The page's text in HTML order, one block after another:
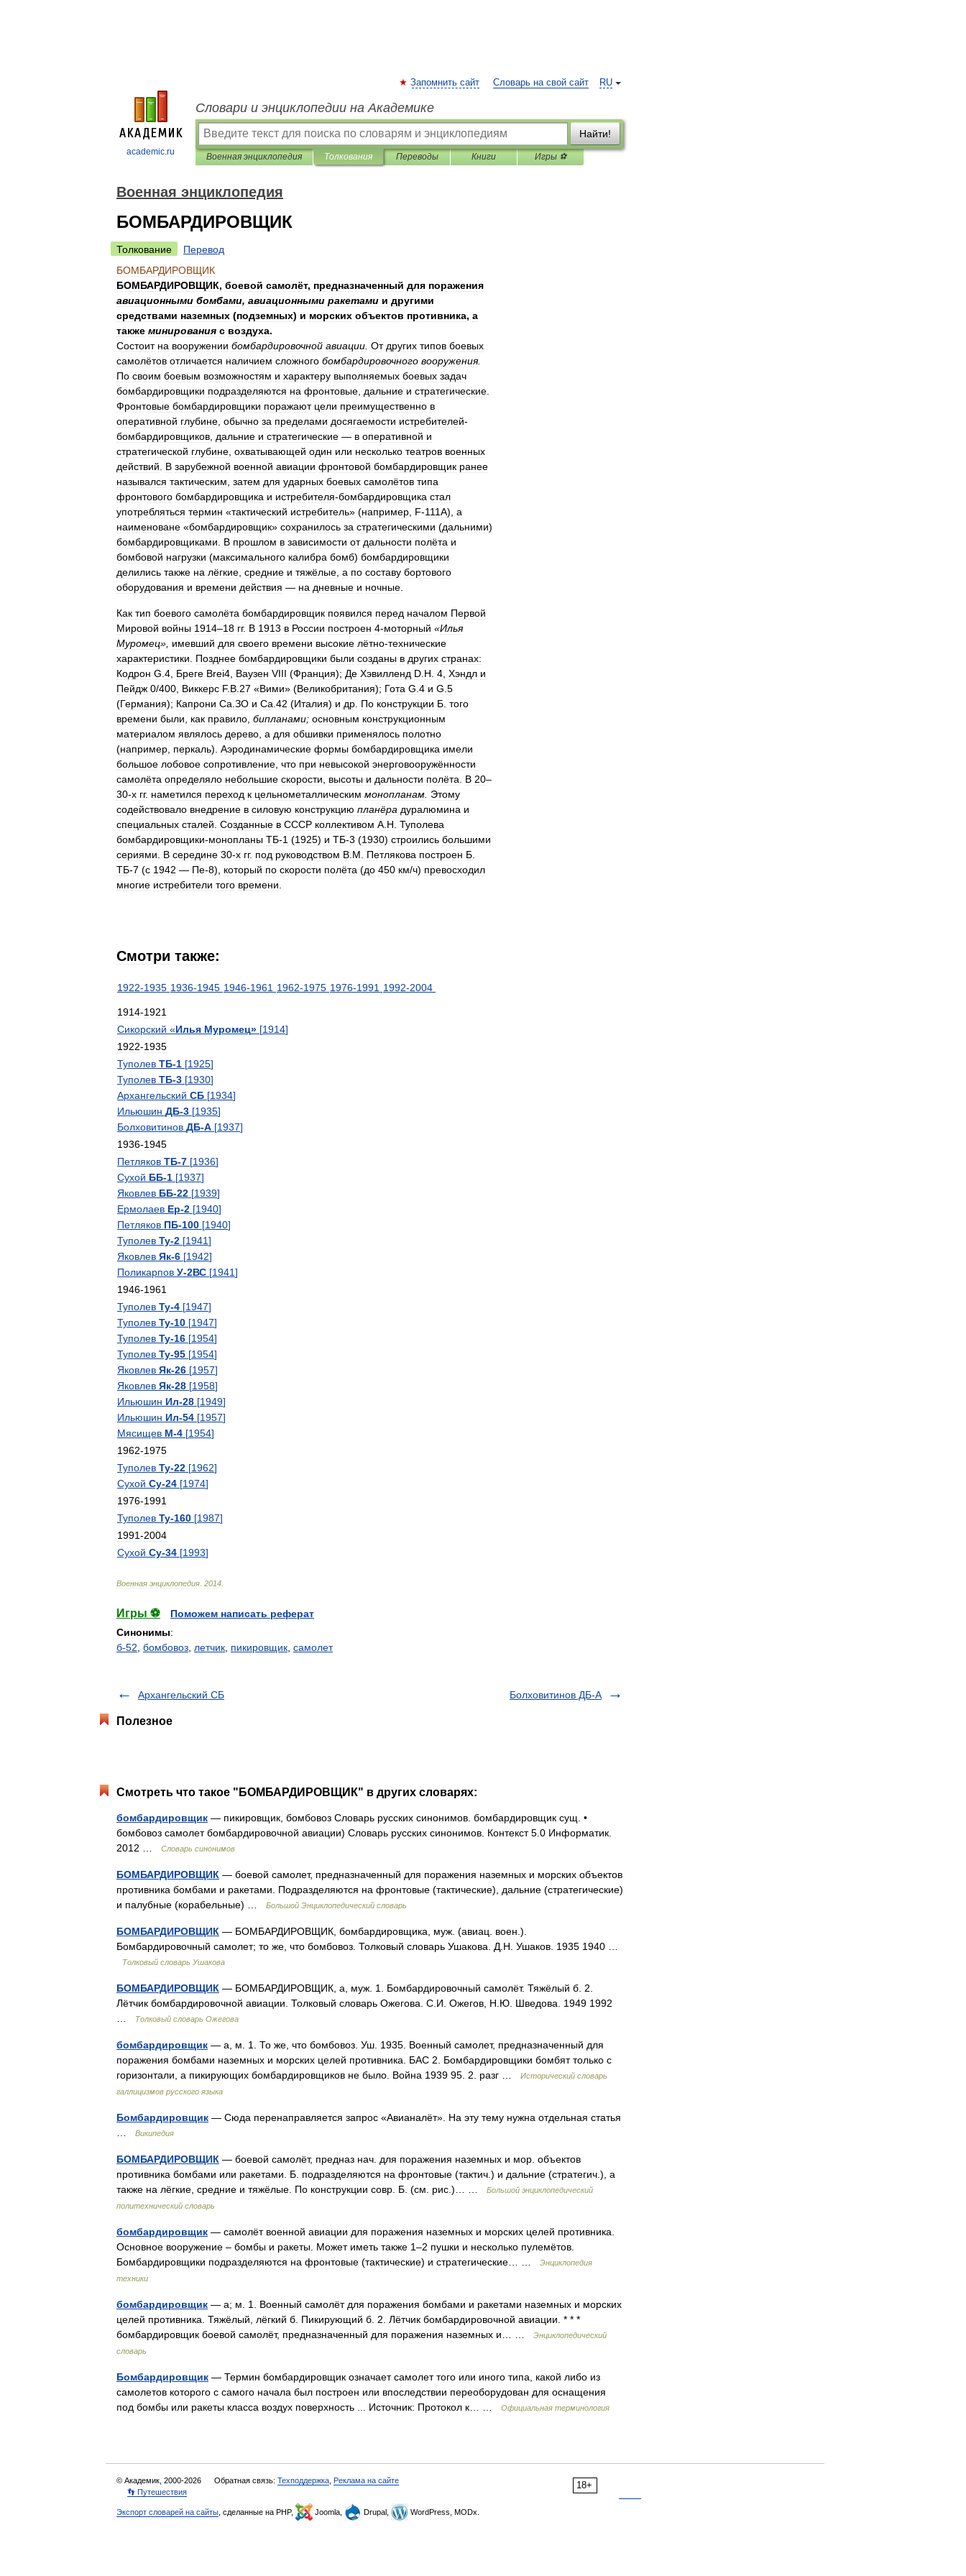
academic.ru
RU
Запомнить сайт Словарь на свой сайт
Словари и энциклопедии на Академике
Найти!
Военная энциклопедия Толкования Переводы Книги Игры ⚽
Военная энциклопедия
БОМБАРДИРОВЩИК
Толкование
Перевод
БОМБАРДИРОВЩИК
БОМБАРДИРОВЩИК, боевой самолёт, предназначенный для поражения
авиационными бомбами, авиационными ракетами и другими
средствами наземных (подземных) и морских объектов противника, а
также минирования с воздуха.
Состоит на вооружении бомбардировочной авиации От других типов боевых
самолётов отличается наличием сложного бомбардировочного вооружения.
По своим боевым возможностям и характеру выполняемых боевых задач
бомбардировщики подразделяются на фронтовые дальние и стратегические
Фронтовые бомбардировщики поражают цели преимущественно в
оперативной глубине обычно за пределами досягаемости истребителей-
бомбардировщиков дальние и стратегические — в оперативной и
стратегической глубине охватывающей один или несколько театров военных
действий
В зарубежной военной авиации фронтовой бомбардировщик ранее
назывался тактическим затем для ударных боевых самолётов типа
фронтового бомбардировщика и истребителя-бомбардировщика стал
употребляться термин «тактический истребитель» (например F-111A), а
наименоване «бомбардировщик» сохранилось за стратегическими (дальними)
бомбардировщиками
В прошлом в зависимости от дальности полёта и
бомбовой нагрузки (максимального калибра бомб) бомбардировщики
делились также на лёгкие средние и тяжёлые а по составу бортового
оборудования и времени действия — на дневные и ночные
Как тип боевого самолёта бомбардировщик появился перед началом Первой
Мировой войны 1914–18 гг. В 1913 в России построен 4-моторный «Илья
Муромец», имевший для своего времени высокие лётно-технические
характеристики
Позднее бомбардировщики были созданы в других странах:
Кодрон G 4 Бреге Brei4 Ваузен VIII (Франция); Де Хэвилленд D H 4 Хэндл и
Пейдж 0/400 Виккерс F. B 27 «Вими» (Великобритания); Гота G 4 и G 5
(Германия); Капрони Са ЗО и Са 42 (Италия) и др По конструкции Б того
времени были как правило бипланами; основным конструкционным
материалом являлось дерево а для обшивки применялось полотно
(например перкаль). Аэродинамические формы бомбардировщика имели
большое лобовое сопротивление что при невысокой энерговооружённости
самолёта определяло небольшие скорости высоты и дальности полёта В 20–
30-х гг. наметился переход к цельнометаллическим монопланам Этому
содействовало внедрение в силовую конструкцию планёра дуралюмина и
специальных сталей Созданные в СССР коллективом А Н Туполева
бомбардировщики-монопланы ТБ-1 (1925) и ТБ-3 (1930) строились большими
сериями
В середине 30-х гг. под руководством В М Петлякова построен Б
ТБ-7 (с 1942 — Пе-8), который по скорости полёта (до 450 км/ч) превосходил
многие истребители того времени
Смотри также:
1922-1935 1936-1945 1946-1961 1962-1975 1976-1991 1992-2004
1914-1921
Сикорский «Илья Муромец» [1914]
1922-1935
Туполев ТБ-1 [1925]
Туполев ТБ-3 [1930]
Архангельский СБ [1934]
Ильюшин ДБ-3 [1935]
Болховитинов ДБ-А [1937]
1936-1945
Петляков ТБ-7 [1936]
Сухой ББ-1 [1937]
Яковлев ББ-22 [1939]
Ермолаев Ер-2 [1940]
Петляков ПБ-100 [1940]
Туполев Ту-2 [1941]
Яковлев Як-6 [1942]
Поликарпов У-2ВС [1941]
1946-1961
Туполев Ту-4 [1947]
Туполев Ту-10 [1947]
Туполев Ту-16 [1954]
Туполев Ту-95 [1954]
Яковлев Як-26 [1957]
Яковлев Як-28 [1958]
Ильюшин Ил-28 [1949]
Ильюшин Ил-54 [1957]
Мясищев М-4 [1954]
1962-1975
Туполев Ту-22 [1962]
Сухой Су-24 [1974]
1976-1991
Туполев Ту-160 [1987]
1991-2004
Сухой Су-34 [1993]
Военная энциклопедия 2014
Игры ⚽
Поможем написать реферат
Синонимы:
б-52 бомбовоз летчик пикировщик самолет
Архангельский СБ Болховитинов ДБ-А
Полезное
Смотреть что такое "БОМБАРДИРОВЩИК" в других словарях:
бомбардировщик — пикировщик, бомбовоз Словарь русских синонимов. бомбардировщик сущ. •
бомбовоз самолет бомбардировочной авиации) Словарь русских синонимов. Контекст 5.0 Информатик.
2012 …
Словарь синонимов
БОМБАРДИРОВЩИК — боевой самолет, предназначенный для поражения наземных и морских объектов
противника бомбами и ракетами. Подразделяются на фронтовые (тактические), дальние (стратегические)
и палубные (корабельные) …
Большой Энциклопедический словарь
БОМБАРДИРОВЩИК — БОМБАРДИРОВЩИК, бомбардировщика, муж. (авиац. воен.).
Бомбардировочный самолет; то же, что бомбовоз. Толковый словарь Ушакова. Д.Н. Ушаков. 1935 1940 …
Толковый словарь Ушакова
БОМБАРДИРОВЩИК — БОМБАРДИРОВЩИК, а, муж. 1. Бомбардировочный самолёт. Тяжёлый б. 2.
Лётчик бомбардировочной авиации. Толковый словарь Ожегова. С.И. Ожегов, Н.Ю. Шведова. 1949 1992
Толковый словарь Ожегова
бомбардировщик — а, м. 1. То же, что бомбовоз. Уш. 1935. Военный самолет, предназначенный для
поражения бомбами наземных и морских целей противника. БАС 2. Бомбардировщики бомбят только с
горизонтали, а пикирующих бомбардировщиков не было. Война 1939 95. 2. разг …
Исторический словарь
галлицизмов русского языка
Бомбардировщик — Сюда перенаправляется запрос «Авианалёт». На эту тему нужна отдельная статья
Википедия
БОМБАРДИРОВЩИК — боевой самолёт, предназ нач. для поражения наземных и мор. объектов
противника бомбами или ракетами. Б. подразделяются на фронтовые (тактич.) и дальние (стратегич.), а
также на лёгкие, средние и тяжёлые. По конструкции совр. Б. (см. рис.)… …
Большой энциклопедический
политехнический словарь
бомбардировщик — самолёт военной авиации для поражения наземных и морских целей противника.
Основное вооружение – бомбы и ракеты. Может иметь также 1–2 пушки и несколько пулемётов.
Бомбардировщики подразделяются на фронтовые (тактические) и стратегические… …
Энциклопедия
техники
бомбардировщик — а; м. 1. Военный самолёт для поражения бомбами и ракетами наземных и морских
целей противника. Тяжёлый, лёгкий б. Пикирующий б. 2. Лётчик бомбардировочной авиации. * * *
бомбардировщик боевой самолёт, предназначенный для поражения наземных и… …
Энциклопедический
словарь
Бомбардировщик — Термин бомбардировщик означает самолет того или иного типа, какой либо из
самолетов которого с самого начала был построен или впоследствии переоборудован для оснащения
под бомбы или ракеты класса воздух поверхность ... Источник: Протокол к… …
Официальная терминология
18+
© Академик, 2000-2026 Обратная связь: Техподдержка Реклама на сайте
👣 Путешествия
Экспорт словарей на сайты , сделанные на PHP, Joomla, Drupal, WordPress, MODx.